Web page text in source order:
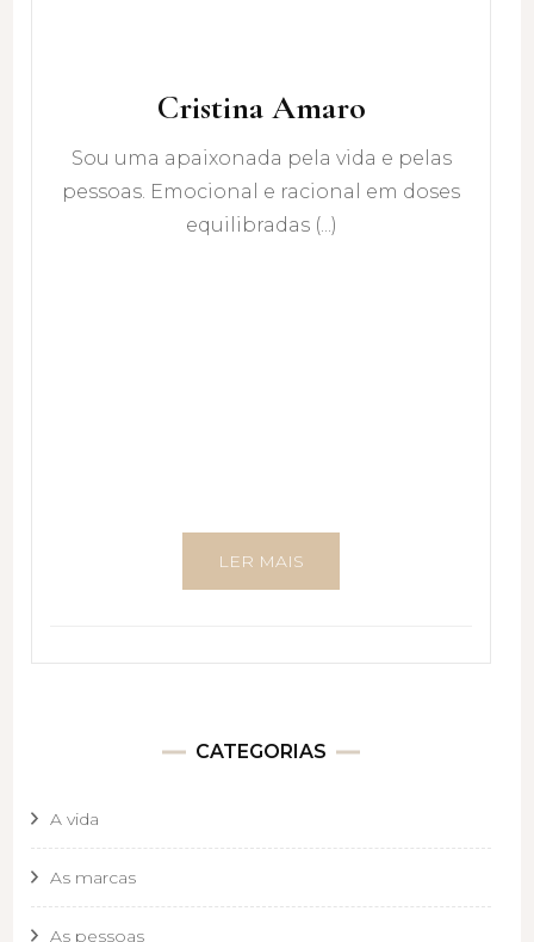
Cristina Amaro
Sou uma apaixonada pela vida e pelas
pessoas. Emocional e racional em doses
equilibradas (...)
LER MAIS
CATEGORIAS
A vida
As marcas
As pessoas